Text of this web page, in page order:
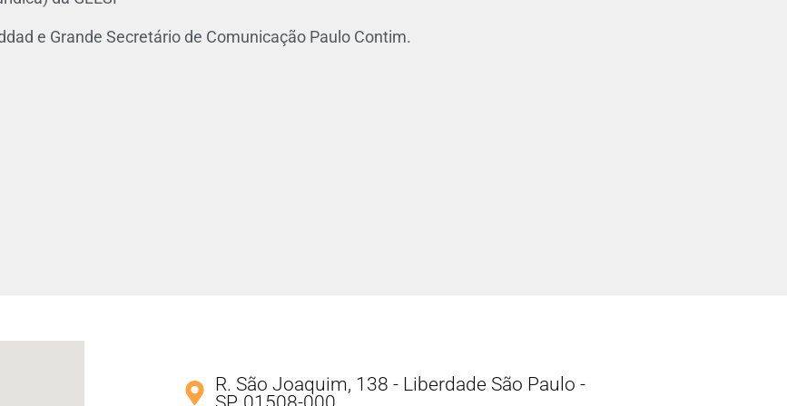
e Grande Secretário de Comunicação Paulo Contim.
R. São Joaquim, 138 - Liberdade São Paulo -